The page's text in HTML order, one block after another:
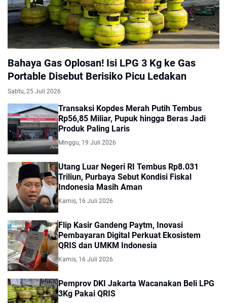
Bahaya Gas Oplosan! Isi LPG 3 Kg ke Gas
Portable Disebut Berisiko Picu Ledakan
Sabtu, 25 Juli 2026
Transaksi Kopdes Merah Putih Tembus
Rp56,85 Miliar, Pupuk hingga Beras Jadi
Produk Paling Laris
Minggu, 19 Juli 2026
Utang Luar Negeri RI Tembus Rp8.031
Triliun, Purbaya Sebut Kondisi Fiskal
Indonesia Masih Aman
Kamis, 16 Juli 2026
Flip Kasir Gandeng Paytm, Inovasi
Pembayaran Digital Perkuat Ekosistem
QRIS dan UMKM Indonesia
Kamis, 16 Juli 2026
Pemprov DKI Jakarta Wacanakan Beli LPG
3Kg Pakai QRIS